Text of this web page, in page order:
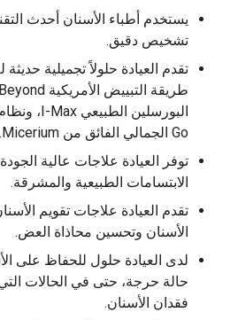
يستخدم أطباء الأسنان أحدث
تشخيص دقيق.
تقدم العيادة حلولاً تجميلية حديثة
Go الجمالي الفائق من Micerium.
توفر العيادة علاجات عالية
الابتسامات الطبيعية والمشرقة.
تقدم العيادة علاجات تقويم
الأسنان وتحسين محاذاة العض.
لدى العيادة حلول للحفاظ على
حالة حرجة، حتى في الحالات
فقدان الأسنان.